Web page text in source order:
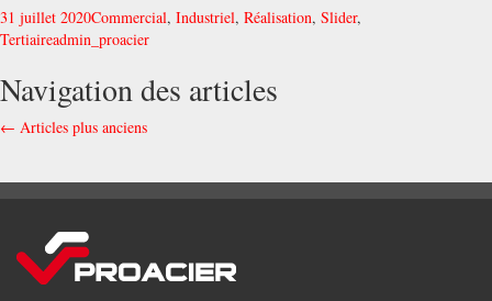
31 juillet 2020Commercial, Industriel, Réalisation, Slider,
Tertiaireadmin_proacier
Navigation des articles
← Articles plus anciens